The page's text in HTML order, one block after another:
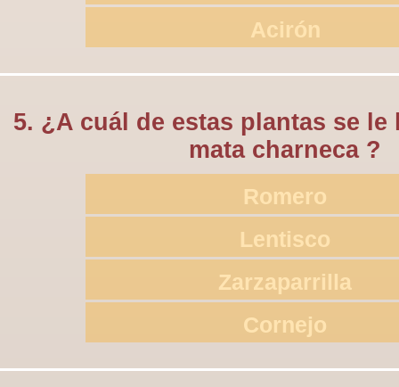
Acirón
5. ¿A cuál de estas plantas se le
mata charneca ?
Romero
Lentisco
Zarzaparrilla
Cornejo